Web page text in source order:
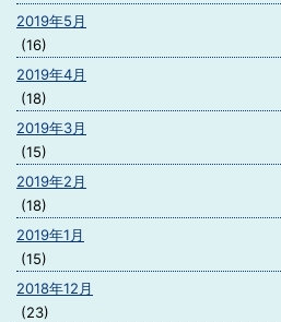
2019年5月
(16)
2019年4月
(18)
2019年3月
(15)
2019年2月
(18)
2019年1月
(15)
2018年12月
(23)